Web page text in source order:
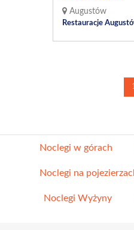
Augustów
Restauracje
Noclegi w górach
Noclegi na
Noclegi Wyżyny